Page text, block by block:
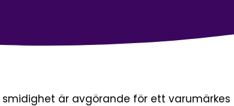
är avgörande för ett varumärkes